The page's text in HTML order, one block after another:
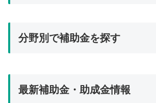
和歌山県 (31)
大阪府 (30)
奈良県 (13)
開業 (154)
その他社会事業・スタートアップ等 (822)
ボランティア活動 (116)
就労移行支援 (425)
分野別で補助金を探す
児童 (484)
最新補助金・助成金情報